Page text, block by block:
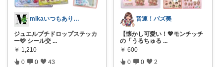
mikaいつもありがとうございます🩷
ジュエルプチドロップステッカ
ー🩷 シール交 ...
￥ 1,210
0 0 43
音速！バズ美
【懐かし可愛い！💖モンチッチ
の「うるちゅる ...
￥ 600
0 0 2